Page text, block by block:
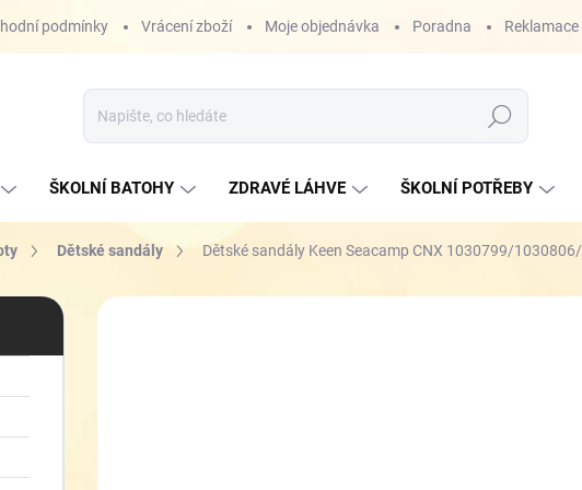
podmínky Vrácení zboží Moje objednávka Poradna Reklamace
Hledat
ŠKOLNÍ BATOHY ZDRAVÉ LÁHVE ŠKOLNÍ POTŘEBY
Dětské sandály Dětské sandály Keen Seacamp CNX 1030799/
ZNAČKA: